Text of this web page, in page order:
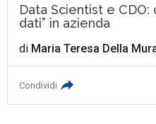
Data Scientist e CDO:
dati” in azienda
di Maria Teresa Della
Condividi